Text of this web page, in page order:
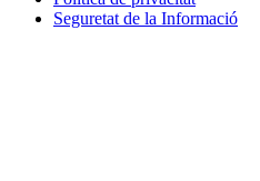
Seguretat de la Informació